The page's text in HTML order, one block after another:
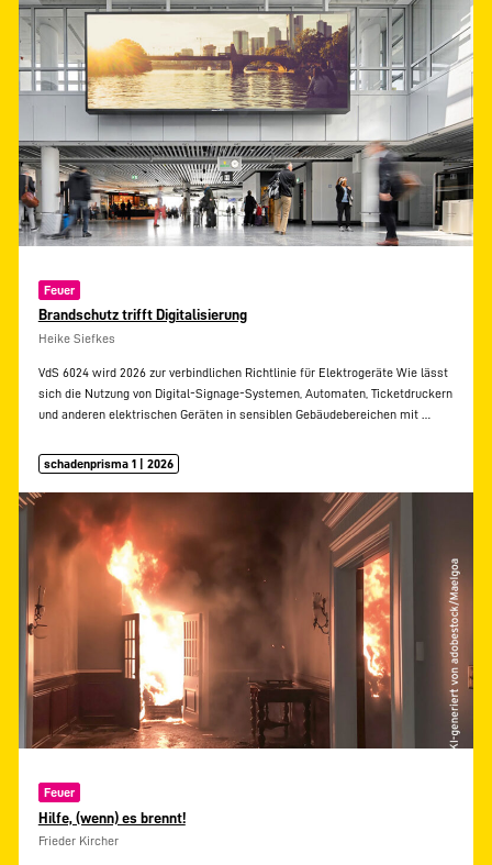
Feuer
Brandschutz trifft Digitalisierung
Heike Siefkes
VdS 6024 wird 2026 zur verbindlichen Richtlinie für Elektrogeräte Wie lässt
sich die Nutzung von Digital-Signage-Systemen, Automaten, Ticketdruckern
und anderen elektrischen Geräten in sensiblen Gebäudebereichen mit
schadenprisma 1 | 2026
Feuer
Hilfe, (wenn) es brennt!
Frieder Kircher